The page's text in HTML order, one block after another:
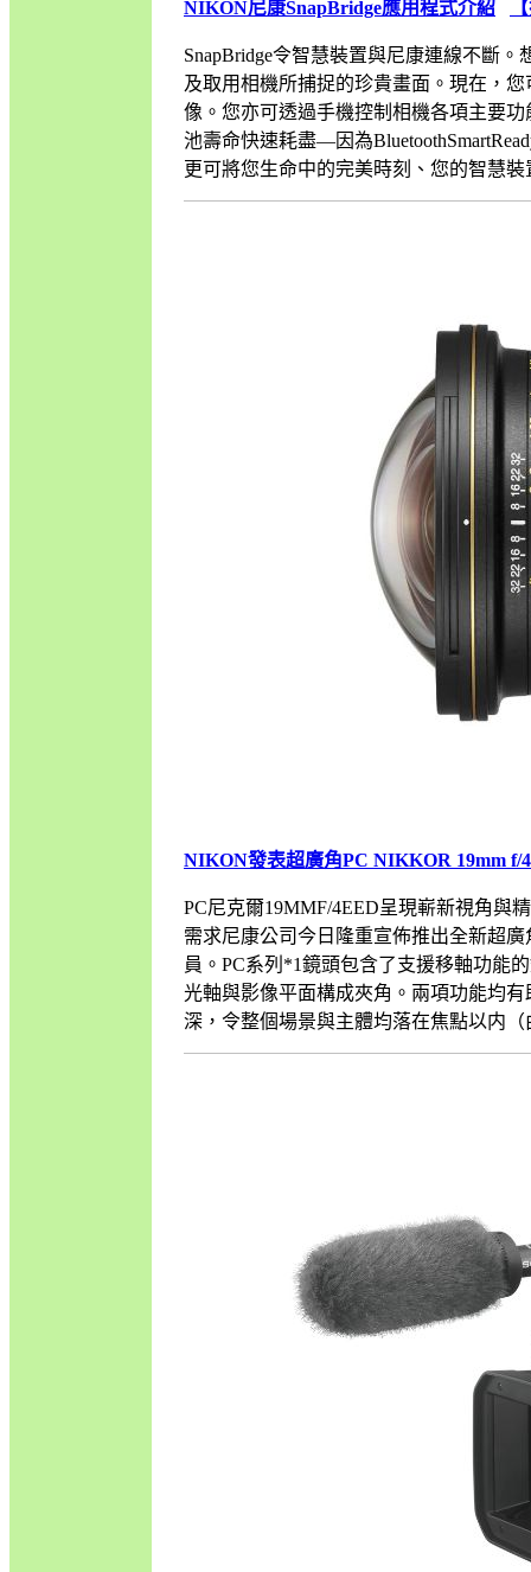
NIKON尼康SnapBridge應用程式介紹
SnapBridge令智慧裝置與尼康連線不斷
及取用相機所捕捉的珍貴畫面。現在，
像。您亦可透過手機控制相機各項主要
池壽命快速耗盡—因為
更可將您生命中的完美時刻、您的智慧裝
NIKON發表超廣角PC NIKKOR 19mm f/
PC尼克爾19MMF/4EED呈現嶄新視角與
需求尼康公司今日隆重宣佈推出全新超
員。PC系列*1鏡頭包含了支援移軸功能
光軸與影像平面構成夾角。兩項功能均
深，令整個場景與主體均落在焦點以内（